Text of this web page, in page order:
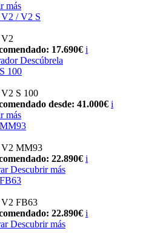
más
V2 / V2 S
V2
17.690€ i
Descúbrela
100
V2 S 100
desde: 41.000€ i
más
V2 MM93
22.890€ i
Descubrir más
V2 FB63
22.890€ i
Descubrir más